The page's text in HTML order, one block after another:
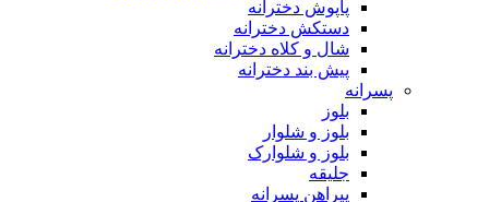
پاپوش دخترانه
دستکش دخترانه
شال و کلاه دخترانه
پیش بند دخترانه
پسرانه
بلوز
بلوز و شلوار
بلوز و شلوارک
جلیقه
پیراهن پسرانه